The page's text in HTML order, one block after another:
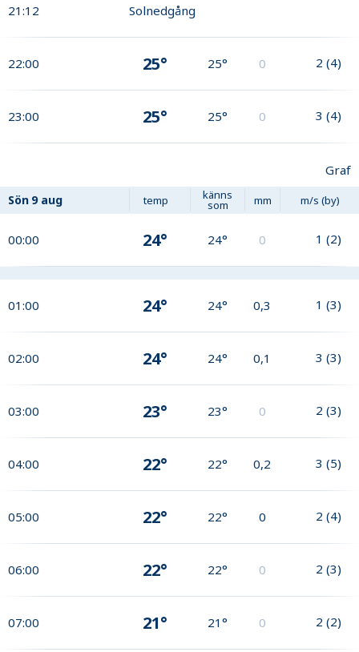
21:12 Solnedgång
22:00 25° 25° 0 2 (4)
23:00 25° 25° 0 3 (4)
Graf
Sön 9 aug temp känns
som mm m/s (by)
00:00 24° 24° 0 1 (2)
01:00 24° 24° 0,3 1 (3)
02:00 24° 24° 0,1 3 (3)
03:00 23° 23° 0 2 (3)
04:00 22° 22° 0,2 3 (5)
05:00 22° 22° 0 2 (4)
06:00 22° 22° 0 2 (3)
07:00 21° 21° 0 2 (2)